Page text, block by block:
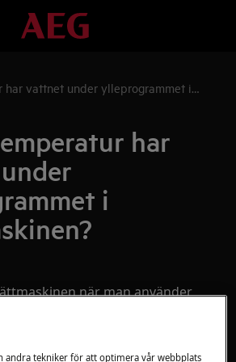
har vattnet under ylleprogrammet i
har
i
när man använder
andra tekniker för att optimera vår webbplats